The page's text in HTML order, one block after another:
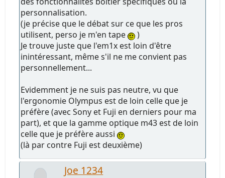
personnalisation.
(je précise que le débat sur ce que les pros
utilisent, perso je m'en tape
)
Je trouve juste que l'em1x est loin d'être
inintéressant, même s'il ne me convient pas
personnellement...
Evidemment je ne suis pas neutre, vu que
l'ergonomie Olympus est de loin celle que je
préfère (avec Sony et Fuji en derniers pour ma
part), et que la gamme optique m43 est de loin
celle que je préfère aussi
(là par contre Fuji est deuxième)
Joe 1234